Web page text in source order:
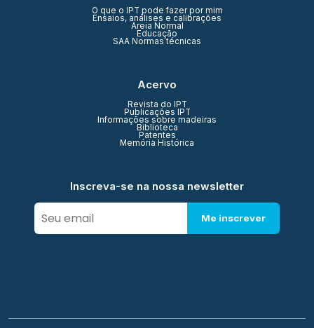
O que o IPT pode fazer por mim
Ensaios, análises e calibrações
Areia Normal
Educação
SAA Normas técnicas
Acervo
Revista do IPT
Publicações IPT
Informações sobre madeiras
Biblioteca
Patentes
Memória Histórica
Inscreva-se na nossa newsletter
Me inscrever